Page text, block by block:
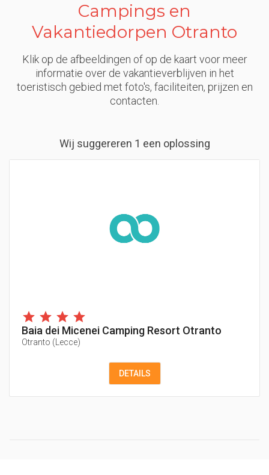
Campings en
Vakantiedorpen Otranto
Klik op de afbeeldingen of op de kaart voor meer
informatie over de vakantieverblijven in het
toeristisch gebied met foto's, faciliteiten, prijzen en
contacten.
Wij suggereren 1 een oplossing
Baia dei Micenei Camping Resort Otranto
Otranto ( Lecce)
DETAILS